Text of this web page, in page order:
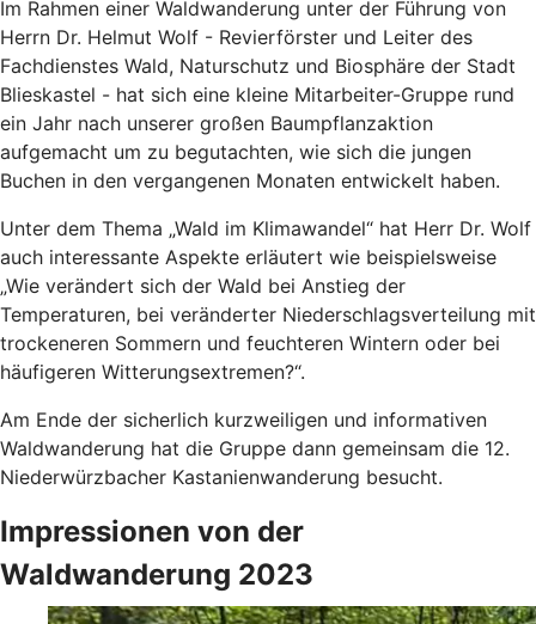
Im Rahmen einer Waldwanderung unter der Führung von
Herrn Dr. Helmut Wolf - Revierförster und Leiter des
Fachdienstes Wald, Naturschutz und Biosphäre der Stadt
Blieskastel - hat sich eine kleine Mitarbeiter-Gruppe rund
ein Jahr nach unserer großen Baumpflanzaktion
aufgemacht um zu begutachten, wie sich die jungen
Buchen in den vergangenen Monaten entwickelt haben.
Unter dem Thema „Wald im Klimawandel“ hat Herr Dr. Wolf
auch interessante Aspekte erläutert wie beispielsweise
„Wie verändert sich der Wald bei Anstieg der
Temperaturen, bei veränderter Niederschlagsverteilung mit
trockeneren Sommern und feuchteren Wintern oder bei
häufigeren Witterungsextremen?“.
Am Ende der sicherlich kurzweiligen und informativen
Waldwanderung hat die Gruppe dann gemeinsam die 12.
Niederwürzbacher Kastanienwanderung besucht.
Impressionen von der
Waldwanderung 2023